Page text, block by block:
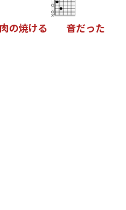
の焼ける 音だった